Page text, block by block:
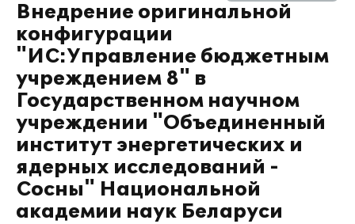
Внедрение оригинальной
конфигурации
"ИС:Управление бюджетным
учреждением 8" в
Государственном научном
учреждении "Объединенный
институт энергетических и
ядерных исследований -
Сосны" Национальной
академии наук Беларуси